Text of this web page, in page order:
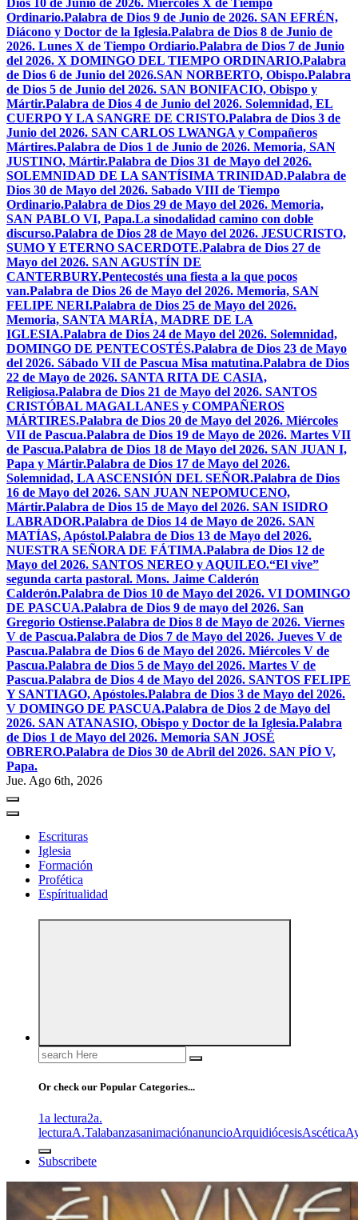
Dios 10 de Junio de 2026. Miercoles X de Tiempo
Ordinario.Palabra de Dios 9 de Junio de 2026. SAN EFRÉN,
Diácono y Doctor de la Iglesia.Palabra de Dios 8 de Junio de
2026. Lunes X de Tiempo Ordiario.Palabra de Dios 7 de Junio
del 2026. X DOMINGO DEL TIEMPO ORDINARIO.Palabra
de Dios 6 de Junio del 2026.SAN NORBERTO, Obispo.Palabra
de Dios 5 de Junio del 2026. SAN BONIFACIO, Obispo y
Mártir.Palabra de Dios 4 de Junio del 2026. Solemnidad, EL
CUERPO Y LA SANGRE DE CRISTO.Palabra de Dios 3 de
Junio del 2026. SAN CARLOS LWANGA y Compañeros
Mártires.Palabra de Dios 1 de Junio de 2026. Memoria, SAN
JUSTINO, Mártir.Palabra de Dios 31 de Mayo del 2026.
SOLEMNIDAD DE LA SANTÍSIMA TRINIDAD.Palabra de
Dios 30 de Mayo del 2026. Sabado VIII de Tiempo
Ordinario.Palabra de Dios 29 de Mayo del 2026. Memoria,
SAN PABLO VI, Papa.La sinodalidad camino con doble
discurso.Palabra de Dios 28 de Mayo del 2026. JESUCRISTO,
SUMO Y ETERNO SACERDOTE.Palabra de Dios 27 de
Mayo del 2026. SAN AGUSTÍN DE
CANTERBURY.Pentecostés una fiesta a la que pocos
van.Palabra de Dios 26 de Mayo del 2026. Memoria, SAN
FELIPE NERI.Palabra de Dios 25 de Mayo del 2026.
Memoria, SANTA MARÍA, MADRE DE LA
IGLESIA.Palabra de Dios 24 de Mayo del 2026. Solemnidad,
DOMINGO DE PENTECOSTÉS.Palabra de Dios 23 de Mayo
del 2026. Sábado VII de Pascua Misa matutina.Palabra de Dios
22 de Mayo de 2026. SANTA RITA DE CASIA,
Religiosa.Palabra de Dios 21 de Mayo del 2026. SANTOS
CRISTÓBAL MAGALLANES y COMPAÑEROS
MÁRTIRES.Palabra de Dios 20 de Mayo del 2026. Miércoles
VII de Pascua.Palabra de Dios 19 de Mayo de 2026. Martes VII
de Pascua.Palabra de Dios 18 de Mayo del 2026. SAN JUAN I,
Papa y Mártir.Palabra de Dios 17 de Mayo del 2026.
Solemnidad, LA ASCENSIÓN DEL SEÑOR.Palabra de Dios
16 de Mayo del 2026. SAN JUAN NEPOMUCENO,
Mártir.Palabra de Dios 15 de Mayo del 2026. SAN ISIDRO
LABRADOR.Palabra de Dios 14 de Mayo de 2026. SAN
MATÍAS, Apóstol.Palabra de Dios 13 de Mayo del 2026.
NUESTRA SEÑORA DE FÁTIMA.Palabra de Dios 12 de
Mayo del 2026. SANTOS NEREO y AQUILEO.“El vive”
segunda carta pastoral. Mons. Jaime Calderón
Calderón.Palabra de Dios 10 de Mayo del 2026. VI DOMINGO
DE PASCUA.Palabra de Dios 9 de mayo del 2026. San
Gregorio Ostiense.Palabra de Dios 8 de Mayo de 2026. Viernes
V de Pascua.Palabra de Dios 7 de Mayo del 2026. Jueves V de
Pascua.Palabra de Dios 6 de Mayo del 2026. Miércoles V de
Pascua.Palabra de Dios 5 de Mayo del 2026. Martes V de
Pascua.Palabra de Dios 4 de Mayo del 2026. SANTOS FELIPE
Y SANTIAGO, Apóstoles.Palabra de Dios 3 de Mayo del 2026.
V DOMINGO DE PASCUA.Palabra de Dios 2 de Mayo del
2026. SAN ATANASIO, Obispo y Doctor de la Iglesia.Palabra
de Dios 1 de Mayo del 2026. Memoria SAN JOSÉ
OBRERO.Palabra de Dios 30 de Abril del 2026. SAN PÍO V,
Papa.
Jue. Ago 6th, 2026
Escrituras
Iglesia
Formación
Profética
Espíritualidad
Search
for:
Or check our Popular Categories...
1a lectura2a.
lecturaA.TalabanzasanimaciónanuncioArquidiócesisAscética
Subscribete